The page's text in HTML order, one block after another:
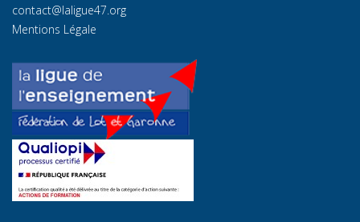
contact@laligue47.org
Mentions Légale